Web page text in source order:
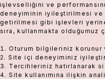
işlevselliğini ve performansını
deneyiminin iyileştirilmesi ve
getirilmesi gibi işlevleri
sıra, kullanmakta olduğumuz
Oturum bilgileriniz korunur
Site içi deneyiminiz
Tercihleriniz hatırlanarak
Site kullanımına ilişkin